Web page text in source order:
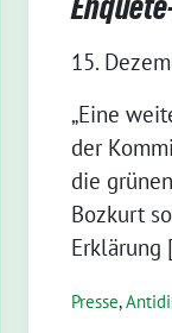
15.
„Eine
der
die
Bozkurt
Erklärung
Presse,